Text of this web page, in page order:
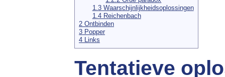
1.3 Waarschijnlijkheidsoplossingen
1.4 Reichenbach
2 Ontbinden
3 Popper
4 Links
Tentatieve